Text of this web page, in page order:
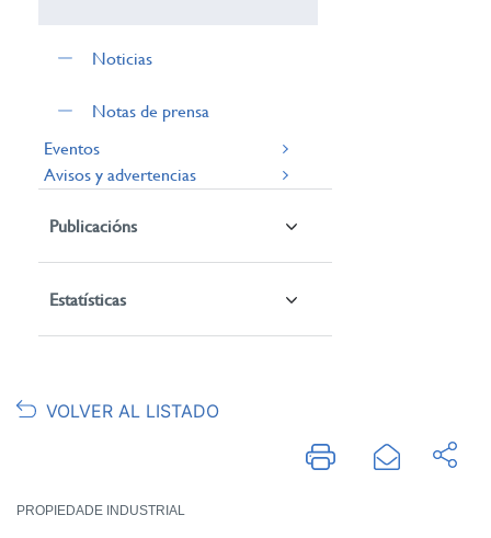
Noticias
Notas de prensa
Eventos
Avisos y advertencias
Publicacións
Estatísticas
VOLVER AL LISTADO
PROPIEDADE INDUSTRIAL